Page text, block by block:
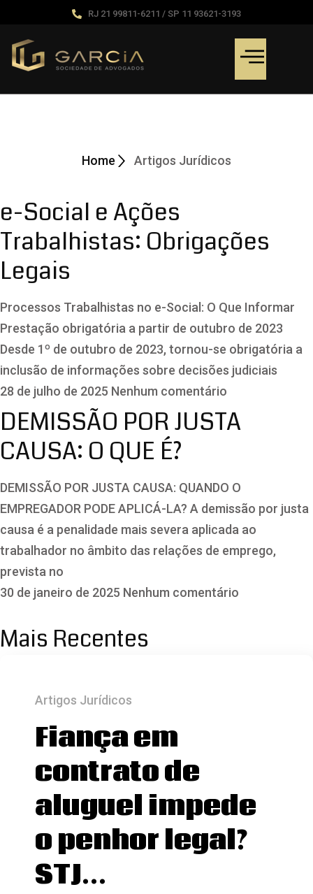
RJ 21 99811-6211 / SP 11 93621-3193
Home Artigos Jurídicos
e-Social e Ações
Trabalhistas: Obrigações
Legais
Processos Trabalhistas no e-Social: O Que Informar
Prestação obrigatória a partir de outubro de 2023
Desde 1º de outubro de 2023, tornou-se obrigatória a
inclusão de informações sobre decisões judiciais
28 de julho de 2025 Nenhum comentário
DEMISSÃO POR JUSTA
CAUSA: O QUE É?
DEMISSÃO POR JUSTA CAUSA: QUANDO O
EMPREGADOR PODE APLICÁ-LA? A demissão por justa
causa é a penalidade mais severa aplicada ao
trabalhador no âmbito das relações de emprego,
prevista no
30 de janeiro de 2025 Nenhum comentário
Mais Recentes
Artigos Jurídicos
Fiança em
contrato de
aluguel impede
o penhor legal?
STJ…